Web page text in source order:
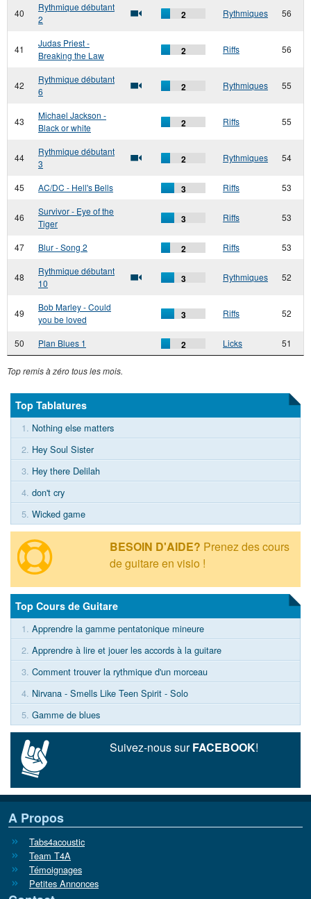
40
Rythmique débutant
2
2 Rythmiques 56
41
Judas Priest -
Breaking the Law
2 Riffs 56
42
Rythmique débutant
6
2 Rythmiques 55
43
Michael Jackson -
Black or white
2 Riffs 55
44
Rythmique débutant
3
2 Rythmiques 54
45 AC/DC - Hell's Bells 3 Riffs 53
46
Survivor - Eye of the
Tiger
3 Riffs 53
47 Blur - Song 2 2 Riffs 53
48
Rythmique débutant
10
3 Rythmiques 52
49
Bob Marley - Could
you be loved
3 Riffs 52
50 Plan Blues 1 2 Licks 51
Top remis à zéro tous les mois.
Top Tablatures
1. Nothing else matters
2. Hey Soul Sister
3. Hey there Delilah
4. don't cry
5. Wicked game
BESOIN D'AIDE? Prenez des cours
de guitare en visio !
Top Cours de Guitare
1. Apprendre la gamme pentatonique mineure
2. Apprendre à lire et jouer les accords à la guitare
3. Comment trouver la rythmique d'un morceau
4. Nirvana - Smells Like Teen Spirit - Solo
5. Gamme de blues
Suivez-nous surFACEBOOK!
A Propos
Tabs4acoustic
Team T4A
Témoignages
Petites Annonces